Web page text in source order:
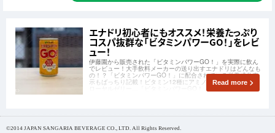
エナドリ初心者にもオススメ！栄養たっぷり
コスパ抜群な「ビタミンパワーGO！」をレビ
ュー！
伊藤園から販売された「ビタミンパワーGO！」を実際に飲ん
でレビュー！大手飲料メーカーの送り出すエナドリはどんなも
の！？「ビタミンパワーGO！」に配合されている栄養成分表
示もばっちり記載！ビタミン12種にアミノ酸5種、クエン酸に
ローヤルゼリー…「ビタミンパワーGO！」の名前に偽りな
Read more
©2014 JAPAN SANGARIA BEVERAGE CO., LTD. All Rights Reserved.